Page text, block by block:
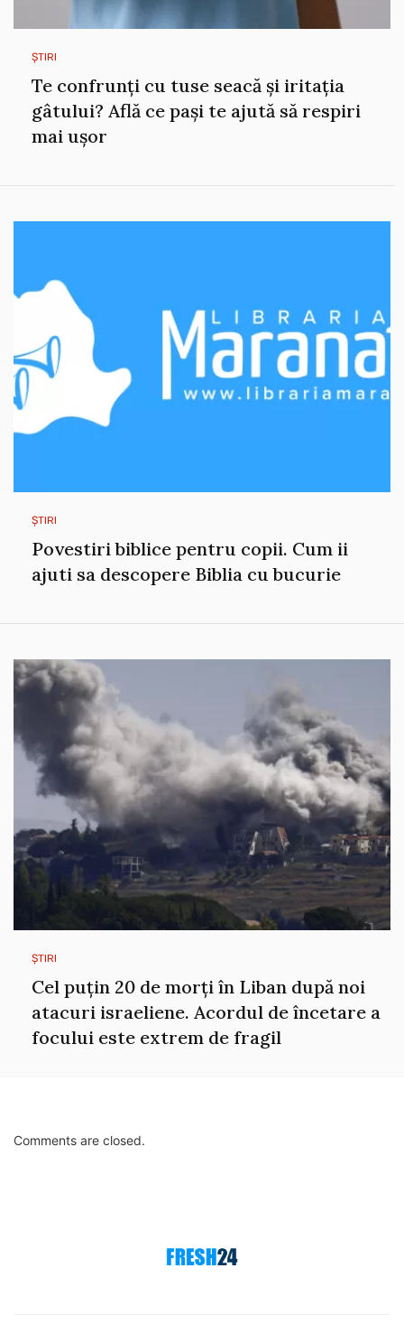
ȘTIRI
Te confrunți cu tuse seacă și iritația
gâtului? Află ce pași te ajută să respiri
mai ușor
ȘTIRI
Povestiri biblice pentru copii. Cum ii
ajuti sa descopere Biblia cu bucurie
ȘTIRI
Cel puțin 20 de morți în Liban după noi
atacuri israeliene. Acordul de încetare a
focului este extrem de fragil
Comments are closed.